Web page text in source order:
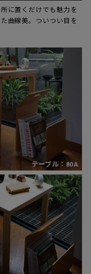
に置くだけでも魅力を
曲線美。ついつい目を
テーブル：80A